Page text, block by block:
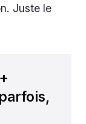
Juste le